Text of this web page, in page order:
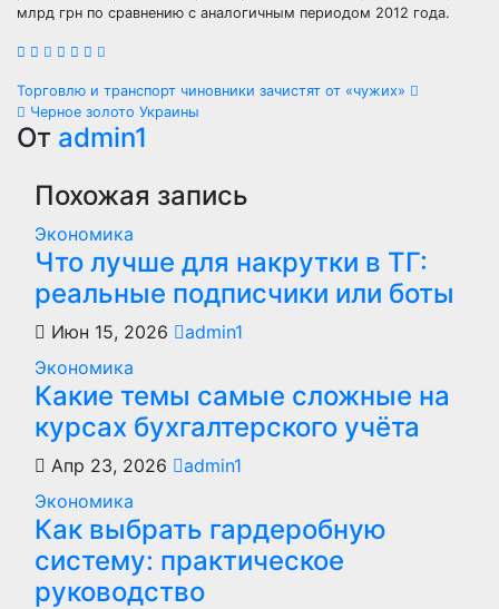
млрд грн по сравнению с аналогичным периодом 2012 года.
Навигация
по
записям
Торговлю и транспорт чиновники зачистят от «чужих»
Черное золото Украины
От admin1
Похожая запись
Экономика
Что лучше для накрутки в ТГ:
реальные подписчики или боты
Июн 15, 2026
admin1
Экономика
Какие темы самые сложные на
курсах бухгалтерского учёта
Апр 23, 2026
admin1
Экономика
Как выбрать гардеробную
систему: практическое
руководство